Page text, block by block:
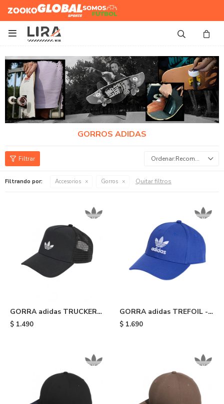
Zooko Global Sports
Somos
Futbol

GORROS ADIDAS
Recomendados
Filtrando por: Accesorios Gorros Quitar filtros
GORRA adidas TRUCKER
ADICOLOR CLASSIC -
$ 1.490
GORRA adidas TREFOIL -
Blue/white
$ 1.690